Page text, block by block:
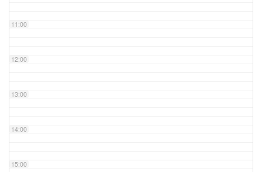
11:00
12:00
13:00
14:00
15:00